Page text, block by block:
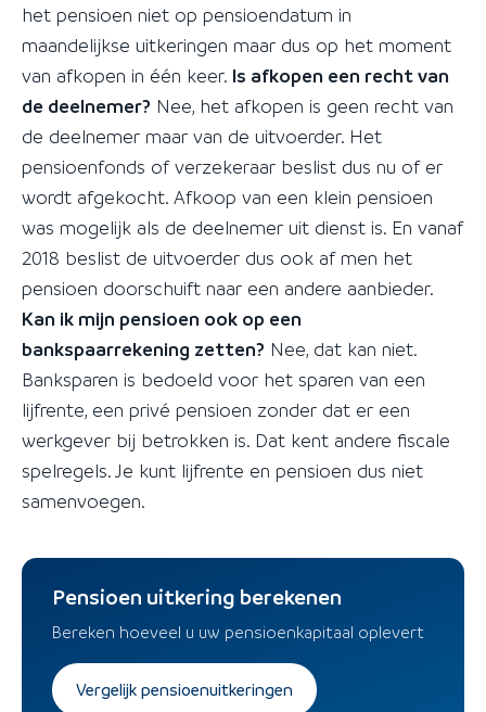
het pensioen niet op pensioendatum in
maandelijkse uitkeringen maar dus op het moment
van afkopen in één keer. Is afkopen een recht van
de deelnemer? Nee, het afkopen is geen recht van
de deelnemer maar van de uitvoerder. Het
pensioenfonds of verzekeraar beslist dus nu of er
wordt afgekocht. Afkoop van een klein pensioen
was mogelijk als de deelnemer uit dienst is. En vanaf
2018 beslist de uitvoerder dus ook af men het
pensioen doorschuift naar een andere aanbieder.
Kan ik mijn pensioen ook op een
bankspaarrekening zetten? Nee, dat kan niet.
Banksparen is bedoeld voor het sparen van een
lijfrente, een privé pensioen zonder dat er een
werkgever bij betrokken is. Dat kent andere fiscale
spelregels. Je kunt lijfrente en pensioen dus niet
samenvoegen.
Pensioen uitkering berekenen
Bereken hoeveel u uw pensioenkapitaal oplevert
Vergelijk pensioenuitkeringen